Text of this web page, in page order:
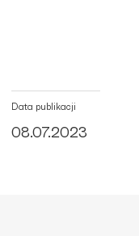
Data publikacji
08.07.2023